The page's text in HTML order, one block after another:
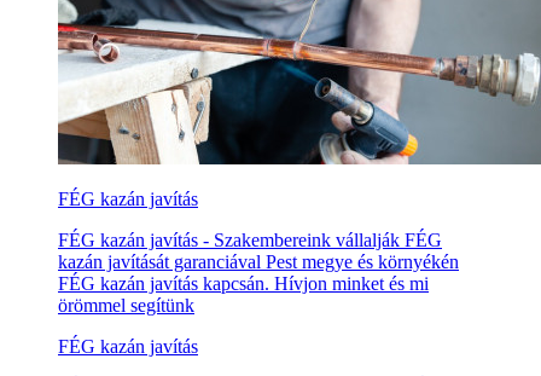
FÉG kazán javítás
FÉG kazán javítás - Szakembereink vállalják FÉG
kazán javítását garanciával Pest megye és környékén
FÉG kazán javítás kapcsán. Hívjon minket és mi
örömmel segítünk
FÉG kazán javítás